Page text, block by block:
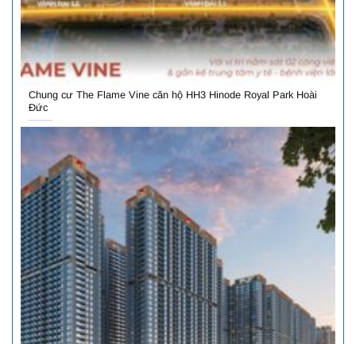
Chung cư The Flame Vine căn hộ HH3 Hinode Royal Park Hoài
Đức